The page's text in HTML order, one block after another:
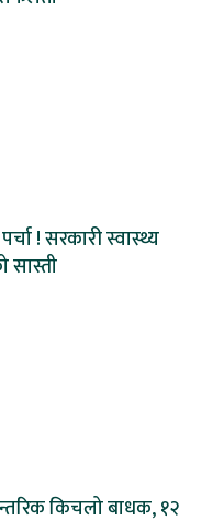
! सरकारी स्वास्थ्य
सास्ती
किचलो बाधक, १२